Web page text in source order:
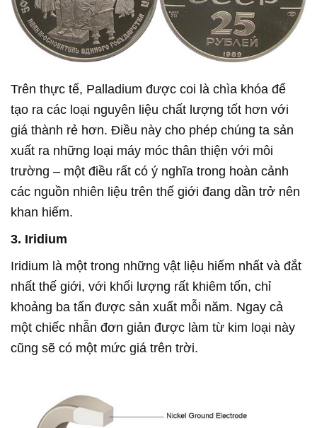
Trên thực tế, Palladium được coi là chìa khóa để
tạo ra các loại nguyên liệu chất lượng tốt hơn với
giá thành rẻ hơn. Điều này cho phép chúng ta sản
xuất ra những loại máy móc thân thiện với môi
trường – một điều rất có ý nghĩa trong hoàn cảnh
các nguồn nhiên liệu trên thế giới đang dần trở nên
khan hiếm.
3. Iridium
Iridium là một trong những vật liệu hiếm nhất và đắt
nhất thế giới, với khối lượng rất khiêm tốn, chỉ
khoảng ba tấn được sản xuất mỗi năm. Ngay cả
một chiếc nhẫn đơn giản được làm từ kim loại này
cũng sẽ có một mức giá trên trời.